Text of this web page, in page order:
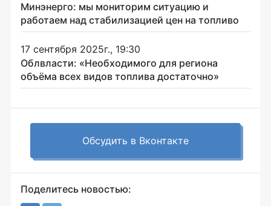
Минэнерго: мы мониторим ситуацию и
работаем над стабилизацией цен на топливо
17 сентября 2025г., 19:30
Облвласти: «Необходимого для региона
объёма всех видов топлива достаточно»
Обсудить в Вконтакте
Поделитесь новостью: